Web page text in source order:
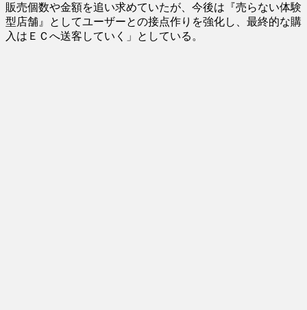
販売個数や金額を追い求めていたが、今後は『売らない体験
型店舗』としてユーザーとの接点作りを強化し、最終的な購
入はＥＣへ送客していく」としている。